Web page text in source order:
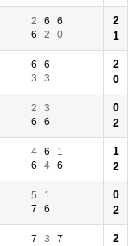
2 6
6
6
2 0
2
1
6
6
3
3
2
0
2
3
6
6
0
2
4 6
1
6
4 6
1
2
5
1
7
6
0
2
7 3
7
2